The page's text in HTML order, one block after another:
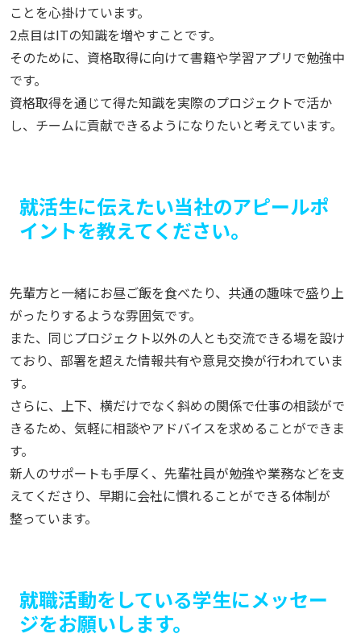
ことを心掛けています。
2点目はITの知識を増やすことです。
そのために、資格取得に向けて書籍や学習アプリで勉強中
です。
資格取得を通じて得た知識を実際のプロジェクトで活か
し、チームに貢献できるようになりたいと考えています。
就活生に伝えたい当社のアピールポ
イントを教えてください。
先輩方と一緒にお昼ご飯を食べたり、共通の趣味で盛り上
がったりするような雰囲気です。
また、同じプロジェクト以外の人とも交流できる場を設け
ており、部署を超えた情報共有や意見交換が行われていま
す。
さらに、上下、横だけでなく斜めの関係で仕事の相談がで
きるため、気軽に相談やアドバイスを求めることができま
す。
新人のサポートも手厚く、先輩社員が勉強や業務などを支
えてくださり、早期に会社に慣れることができる体制が
整っています。
就職活動をしている学生にメッセー
ジをお願いします。